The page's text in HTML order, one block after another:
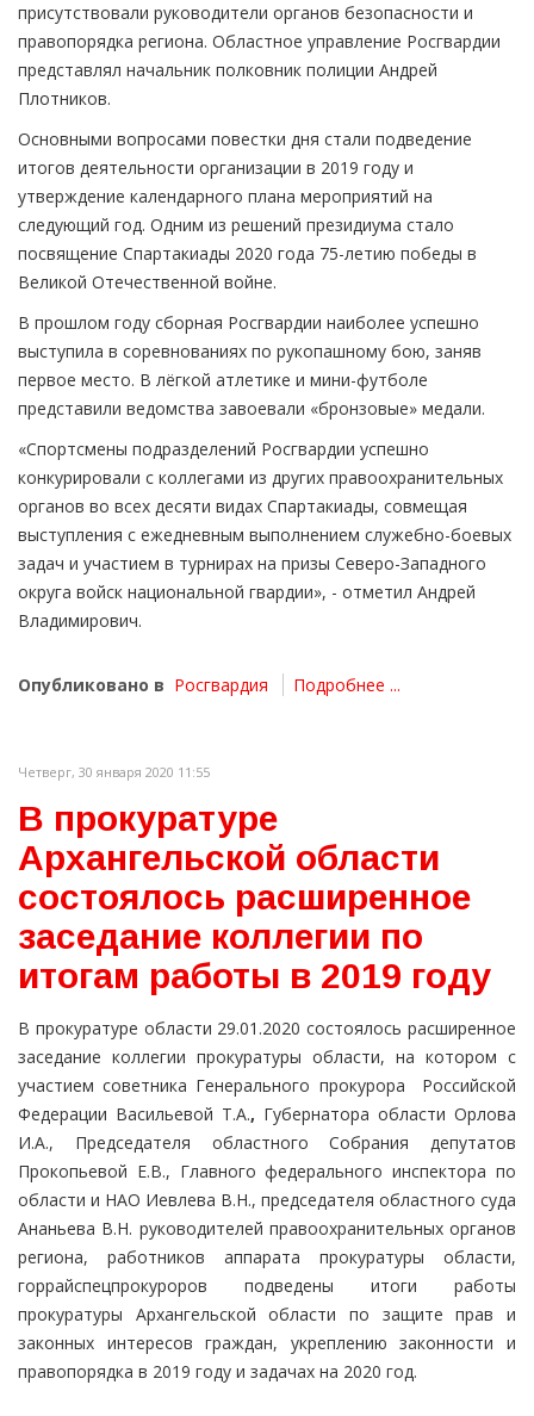
присутствовали руководители органов безопасности и
правопорядка региона. Областное управление Росгвардии
представлял начальник полковник полиции Андрей
Плотников.
Основными вопросами повестки дня стали подведение
итогов деятельности организации в 2019 году и
утверждение календарного плана мероприятий на
следующий год. Одним из решений президиума стало
посвящение Спартакиады 2020 года 75-летию победы в
Великой Отечественной войне.
В прошлом году сборная Росгвардии наиболее успешно
выступила в соревнованиях по рукопашному бою, заняв
первое место. В лёгкой атлетике и мини-футболе
представили ведомства завоевали «бронзовые» медали.
«Спортсмены подразделений Росгвардии успешно
конкурировали с коллегами из других правоохранительных
органов во всех десяти видах Спартакиады, совмещая
выступления с ежедневным выполнением служебно-боевых
задач и участием в турнирах на призы Северо-Западного
округа войск национальной гвардии», - отметил Андрей
Владимирович.
Опубликовано в Росгвардия Подробнее ...
Четверг, 30 января 2020 11:55
В прокуратуре
Архангельской области
состоялось расширенное
заседание коллегии по
итогам работы в 2019 году
В прокуратуре области 29.01.2020 состоялось расширенное
заседание коллегии прокуратуры области, на котором с
участием советника Генерального прокурора Российской
Федерации Васильевой Т.А., Губернатора области Орлова
И.А., Председателя областного Собрания депутатов
Прокопьевой Е.В., Главного федерального инспектора по
области и НАО Иевлева В.Н., председателя областного суда
Ананьева В.Н. руководителей правоохранительных органов
региона, работников аппарата прокуратуры области,
горрайспецпрокуроров подведены итоги работы
прокуратуры Архангельской области по защите прав и
законных интересов граждан, укреплению законности и
правопорядка в 2019 году и задачах на 2020 год.